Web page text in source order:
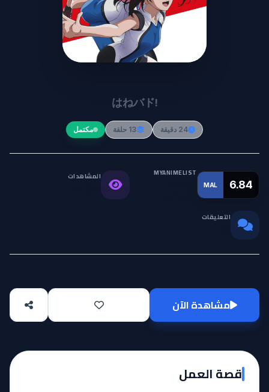
Hanebado!
はねバド!
24 دقيقة 13 حلقة مكتمل
MAL 6.84
MYANIMELIST المشاهدات
التعليقات
مشاهدة الآن
قصة العمل